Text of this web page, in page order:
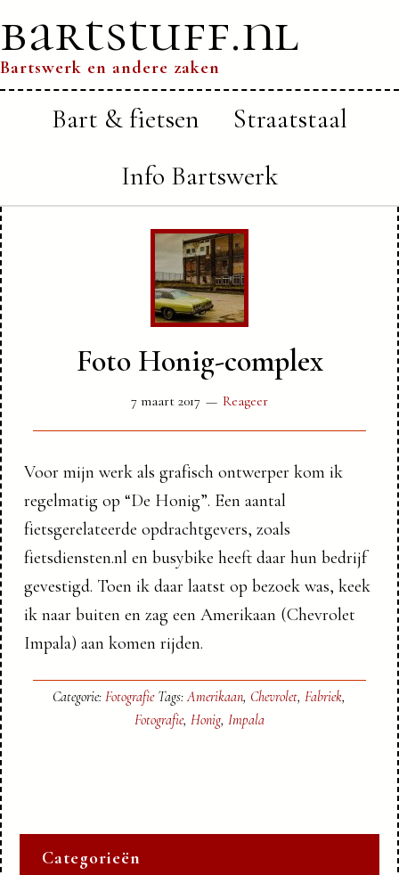
bartstuff.nl
Bartswerk en andere zaken
Bart & fietsen
Straatstaal
Info Bartswerk
Foto Honig-complex
7 maart 2017 Reageer
Voor mijn werk als grafisch ontwerper kom ik
regelmatig op “De Honig”. Een aantal
fietsgerelateerde opdrachtgevers, zoals
fietsdiensten.nl en busybike heeft daar hun bedrijf
gevestigd. Toen ik daar laatst op bezoek was, keek
ik naar buiten en zag een Amerikaan (Chevrolet
Impala) aan komen rijden.
Categorie:Fotografie Tags:Amerikaan, Chevrolet,Fabriek,
Fotografie, Honig, Impala
Categorieën